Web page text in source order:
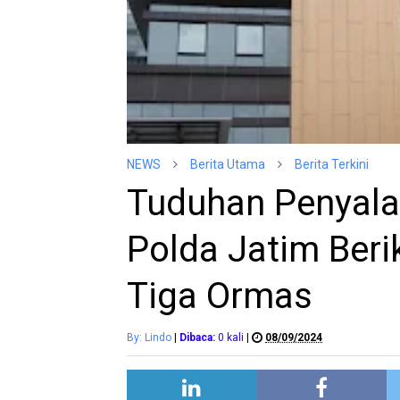
NEWS Berita Utama Berita Terkini
Tuduhan
Polda Jatim
Tiga Ormas
By: Lindo | Dibaca: 0 kali | 08/09/2024